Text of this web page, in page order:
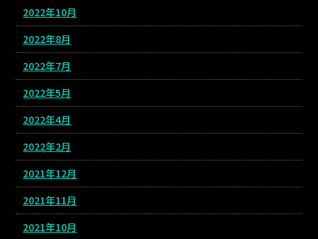
2022年10月
2022年8月
2022年7月
2022年5月
2022年4月
2022年2月
2021年12月
2021年11月
2021年10月